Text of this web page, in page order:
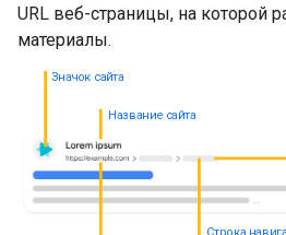
URL веб-страницы, на которой
материалы.
Значок сайта
Название сайта